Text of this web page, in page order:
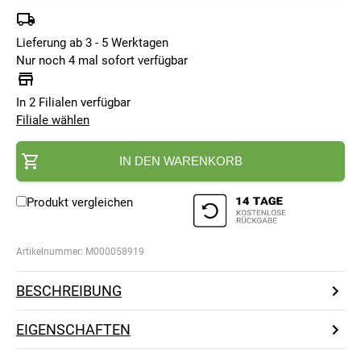
Lieferung ab 3 - 5 Werktagen
Nur noch 4 mal sofort verfügbar
In 2 Filialen verfügbar
Filiale wählen
IN DEN WARENKORB
Produkt vergleichen
Artikelnummer: M000058919
BESCHREIBUNG
EIGENSCHAFTEN